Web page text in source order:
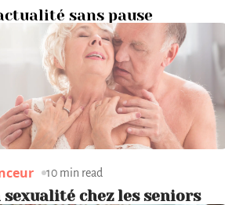
sans pause
10 min read
sexualité chez les seniors